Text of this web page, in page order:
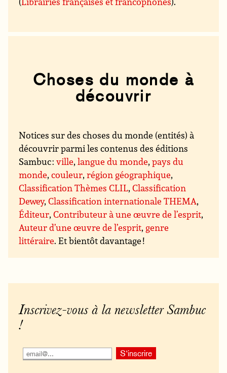
Choses du monde à
découvrir
Notices sur des choses du monde (entités) à
découvrir parmi les contenus des éditions
Sambuc :ville,langue du monde,pays du
monde,couleur,région géographique,
Classification Thèmes CLIL,Classification
Dewey,Classification internationale THEMA,
Éditeur,Contributeur à une œuvre de l’esprit,
Auteur d’une œuvre de l’esprit, genre
littéraire. Et bientôt davantage !
Inscrivez-vous à la newsletter Sambuc
!